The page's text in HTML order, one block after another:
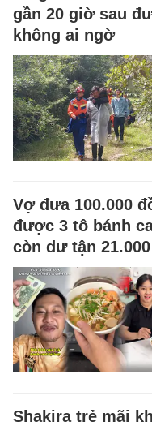
gần 20 giờ sau
không ai ngờ
Vợ đưa 100.000
được 3 tô bánh
còn dư tận
Shakira trẻ mãi